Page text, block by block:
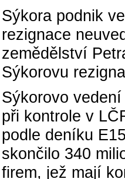
Sýkora podnik
rezignace
zemědělství
Sýkorovu
Sýkorovo
při kontrole v
podle deníku
skončilo 340
firem, jež mají